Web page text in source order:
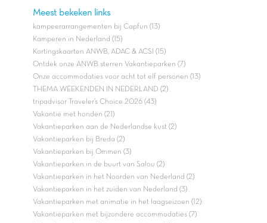
Meest bekeken links
kampeerarrangementen bij Capfun (13)
Kamperen in Nederland (15)
Kortingskaarten ANWB, ADAC & ACSI (15)
Ontdek onze ANWB sterren Vakantieparken (7)
Onze accommodaties voor acht tot elf personen (13)
THEMA WEEKENDEN IN NEDERLAND (2)
tripadvisor Traveler’s Choice 2026 (43)
Vakantie met honden (21)
Vakantieparken aan de Nederlandse kust (2)
Vakantieparken bij Breda (2)
Vakantieparken bij Ommen (3)
Vakantieparken in de buurt van Salou (2)
Vakantieparken in het Noorden van Nederland (2)
Vakantieparken in het zuiden van Nederland (3)
Vakantieparken met animatie in het laagseizoen (12)
Vakantieparken met bijzondere accommodaties (7)